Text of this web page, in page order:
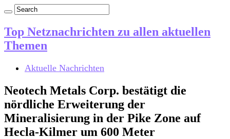
Top Netznachrichten zu allen aktuellen
Themen
Aktuelle Nachrichten
Neotech Metals Corp. bestätigt die
nördliche Erweiterung der
Mineralisierung in der Pike Zone auf
Hecla-Kilmer um 600 Meter